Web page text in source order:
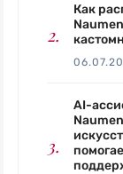
Как
AI-